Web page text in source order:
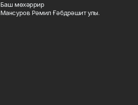
Баш мөхәррир
Мансуров Рәмил Ғәбдрәшит улы.